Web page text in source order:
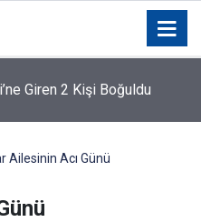
Giren 2 Kişi Boğuldu
Ailesinin Acı Günü